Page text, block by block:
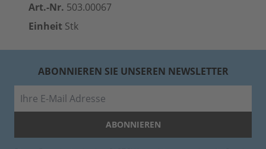
Art.-Nr. 503.00067
Einheit Stk
ABONNIEREN SIE UNSEREN NEWSLETTER
ABONNIEREN